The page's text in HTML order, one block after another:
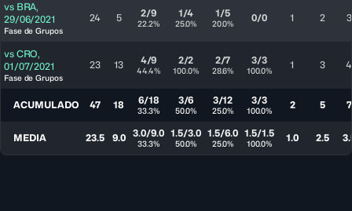
vs BRA,
29/06/2021
Fase de Grupos
24 5 2/9
22.2%
1/4
25.0%
1/5
20.0% 0/0 1 2 3
vs CRO,
01/07/2021
Fase de Grupos
23 13 4/9
44.4%
2/2
100.0%
2/7
28.6%
3/3
100.0% 1 3 4
ACUMULADO 47 18 6/18
33.3%
3/6
50.0%
3/12
25.0%
3/3
100.0% 2 5 7
MEDIA 23.5 9.0 3.0/9.0
33.3%
1.5/3.0
50.0%
1.5/6.0
25.0%
1.5/1.5
100.0% 1.0 2.5